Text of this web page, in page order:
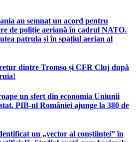
au semnat un acord pentru
de poliție aeriană în cadrul NATO.
patrula și în spațiul aerian al
dintre Tromso și CFR Cluj după
un sfert din economia Uniunii
PIB-ul României ajunge la 380 de
un „vector al conștiinței” în